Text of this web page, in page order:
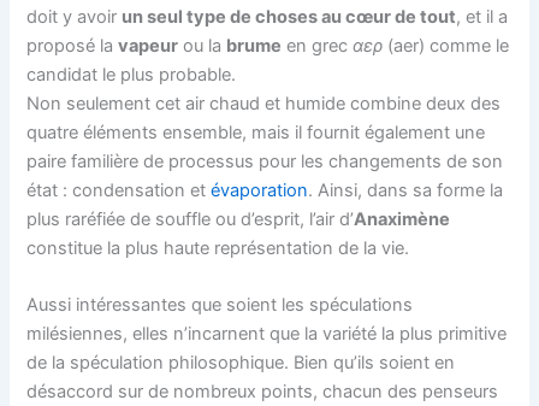
doit y avoir un seul type de choses au cœur de tout, et il a
proposé lavapeur ou la brume en grecαερ (aer) comme le
candidat le plus probable.
Non seulement cet air chaud et humide combine deux des
quatre éléments ensemble, mais il fournit également une
paire familière de processus pour les changements de son
état : condensation etévaporation. Ainsi, dans sa forme la
plus raréfiée de souffle ou d’esprit, l’air d’Anaximène
constitue la plus haute représentation de la vie.
Aussi intéressantes que soient les spéculations
milésiennes, elles n’incarnent que la variété la plus primitive
de la spéculation philosophique. Bien qu’ils soient en
désaccord sur de nombreux points, chacun des penseurs